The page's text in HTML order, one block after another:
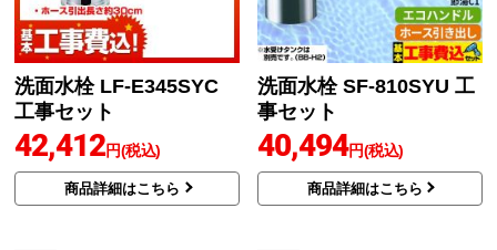
洗面水栓 LF-E345SYC
工事セット
42,412円(税込)
商品詳細はこちら
洗面水栓 SF-810SYU 工
事セット
40,494円(税込)
商品詳細はこちら